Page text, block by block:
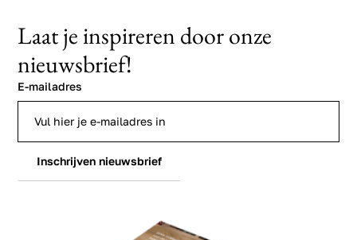
Laat je inspireren door onze
nieuwsbrief!
E-mailadres
Inschrijven nieuwsbrief